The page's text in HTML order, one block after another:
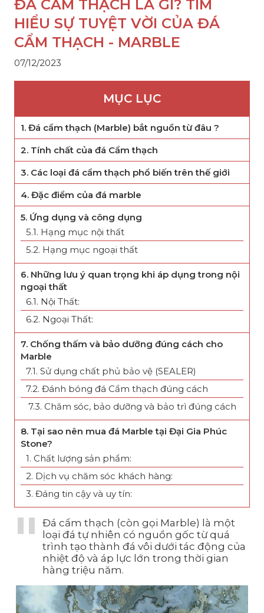
ĐÁ CẨM THẠCH LÀ GÌ? TÌM
HIỂU SỰ TUYỆT VỜI CỦA ĐÁ
CẨM THẠCH - MARBLE
07/12/2023
MỤC LỤC
1. Đá cẩm thạch (Marble) bắt nguồn từ đâu ?
2. Tính chất của đá Cẩm thạch
3. Các loại đá cẩm thạch phổ biến trên thế giới
4. Đặc điểm của đá marble
5. Ứng dụng và công dụng
5.1. Hạng mục nội thất
5.2. Hạng mục ngoại thất
6. Những lưu ý quan trọng khi áp dụng trong nội
ngoại thất
6.1. Nội Thất:
6.2. Ngoại Thất:
7. Chống thấm và bảo dưỡng đúng cách cho
Marble
7.1. Sử dụng chất phủ bảo vệ (SEALER)
7.2. Đánh bóng đá Cẩm thạch đúng cách
7.3. Chăm sóc, bảo dưỡng và bảo trì đúng cách
8. Tại sao nên mua đá Marble tại Đại Gia Phúc
Stone?
1. Chất lượng sản phẩm:
2. Dịch vụ chăm sóc khách hàng:
3. Đáng tin cậy và uy tín:
Đá cẩm thạch (còn gọi Marble) là một
loại đá tự nhiên có nguồn gốc từ quá
trình tạo thành đá vôi dưới tác động của
nhiệt độ và áp lực lớn trong thời gian
hàng triệu năm.